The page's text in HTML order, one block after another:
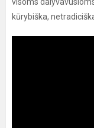
kūrybiška,